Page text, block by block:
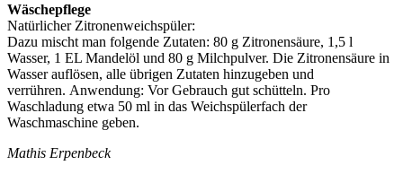
Wäschepflege
Natürlicher Zitronenweichspüler:
Dazu mischt man folgende Zutaten: 80 g Zitronensäure, 1,5 l
Wasser, 1 EL Mandelöl und 80 g Milchpulver. Die Zitronensäure in
Wasser auflösen, alle übrigen Zutaten hinzugeben und
verrühren. Anwendung: Vor Gebrauch gut schütteln. Pro
Waschladung etwa 50 ml in das Weichspülerfach der
Waschmaschine geben.
Mathis Erpenbeck